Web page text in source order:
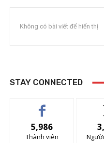
Không có bài viết để hiển thị
STAY CONNECTED
5,986
Thành viên